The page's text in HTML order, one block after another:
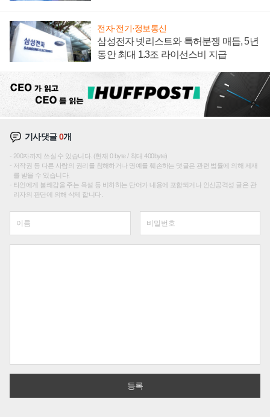
전자·전기·정보통신
삼성전자 넷리스트와 특허분쟁 매듭, 5년
동안 최대 1.3조 라이선스비 지급
기사댓글0개
200자까지 쓰실 수 있습니다. (현재 0 byte / 최대 400byte)
저작권 등 다른 사람의 권리를 침해하거나 명예를 훼손하는 댓글은 관련 법률에 의해 제재
를 받을 수 있습니다.
타인에게 불쾌감을 주는 욕설 등 비하하는 단어가 내용에 포함되거나 인신공격성 글은 관
리자의 판단에 의해 삭제 합니다.